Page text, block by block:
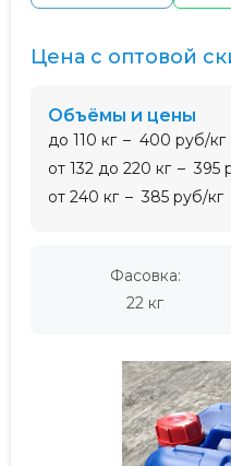
Фасовка:
22 кг
Цена с оптовой
Объёмы и цены
до 110 кг
400 руб/кг
от 132 до 220 кг
395
от 240 кг
385 руб/кг